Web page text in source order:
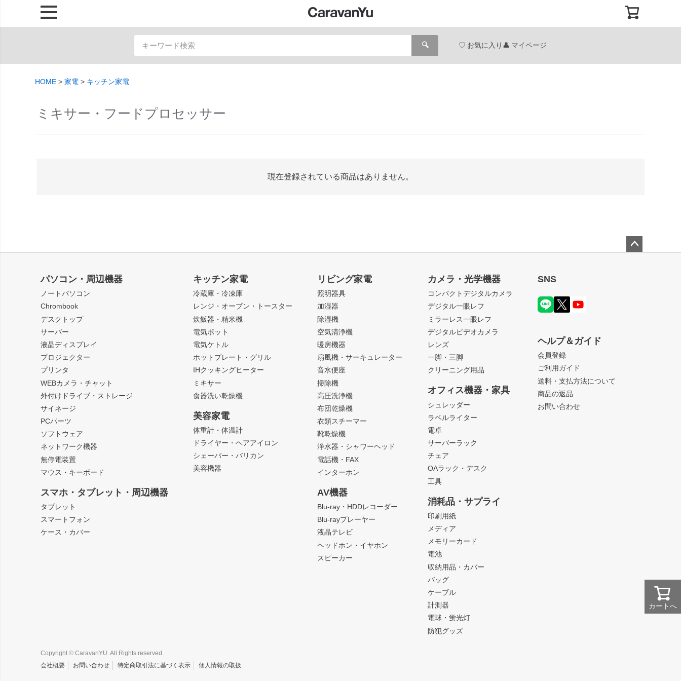
🔍 お気に入り マイページ
HOME 家電 キッチン家電
ミキサー・フードプロセッサー
現在登録されている商品はありません。
カートへ
パソコン・周辺機器
ノートパソコン
Chrombook
デスクトップ
サーバー
液晶ディスプレイ
プロジェクター
プリンタ
WEBカメラ・チャット
外付けドライブ・ストレージ
サイネージ
PCパーツ
ソフトウェア
ネットワーク機器
無停電装置
マウス・キーボード
スマホ・タブレット・周辺機器
タブレット
スマートフォン
ケース・カバー
キッチン家電
冷蔵庫・冷凍庫
レンジ・オーブン・トースター
炊飯器・精米機
電気ポット
電気ケトル
ホットプレート・グリル
IHクッキングヒーター
ミキサー
食器洗い乾燥機
美容家電
体重計・体温計
ドライヤー・ヘアアイロン
シェーバー・バリカン
美容機器
リビング家電
照明器具
加湿器
除湿機
空気清浄機
暖房機器
扇風機・サーキュレーター
音水便座
掃除機
高圧洗浄機
布団乾燥機
衣類スチーマー
靴乾燥機
浄水器・シャワーヘッド
電話機・FAX
インターホン
AV機器
Blu-ray・HDDレコーダー
Blu-rayプレーヤー
液晶テレビ
ヘッドホン・イヤホン
スピーカー
カメラ・光学機器
コンパクトデジタルカメラ
デジタル一眼レフ
ミラーレス一眼レフ
デジタルビデオカメラ
レンズ
一脚・三脚
クリーニング用品
オフィス機器・家具
シュレッダー
ラベルライター
電卓
サーバーラック
チェア
OAラック・デスク
工具
消耗品・サプライ
印刷用紙
メディア
メモリーカード
電池
収納用品・カバー
バッグ
ケーブル
計測器
電球・蛍光灯
防犯グッズ
SNS
ヘルプ＆ガイド
会員登録
ご利用ガイド
送料・支払方法について
商品の返品
お問い合わせ
Copyright © CaravanYU. All Rights reserved.
会社概要
お問い合わせ 特定商取引法に基づく表示 個人情報の取扱